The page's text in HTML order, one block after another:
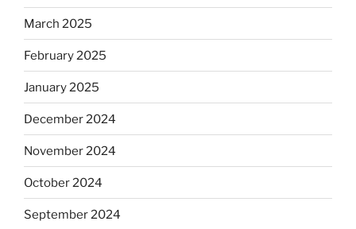
March 2025
February 2025
January 2025
December 2024
November 2024
October 2024
September 2024